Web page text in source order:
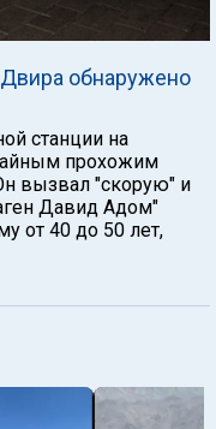
обнаружено
станции на
прохожим
вызвал "скорую" и
Давид Адом"
от 40 до 50 лет,